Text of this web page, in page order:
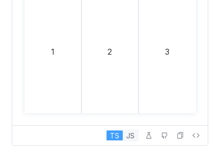
1 2 3
TS JS